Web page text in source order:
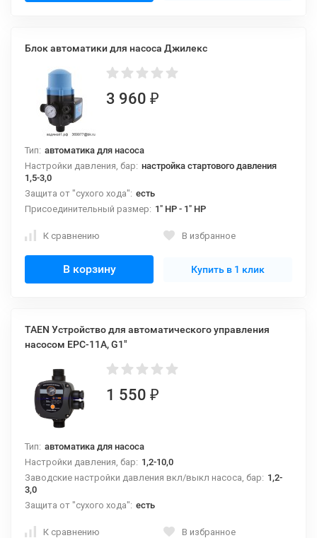
Блок автоматики для насоса Джилекс
3 960 ₽
Тип: автоматика для насоса
Настройки давления, бар: настройка стартового давления
1,5-3,0
Защита от "сухого хода": есть
Присоединительный размер: 1" НР - 1" НР
К сравнению В избранное
В корзину Купить в 1 клик
TAEN Устройство для автоматического управления
насосом EPC-11A, G1"
1 550 ₽
Тип: автоматика для насоса
Настройки давления, бар: 1,2-10,0
Заводские настройки давления вкл/выкл насоса, бар: 1,2-
3,0
Защита от "сухого хода": есть
К сравнению В избранное